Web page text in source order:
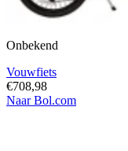
Onbekend
Vouwfiets
€708,98
Naar Bol.com